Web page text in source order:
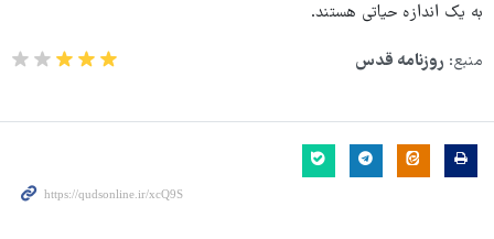
به یک اندازه حیاتی هستند.
منبع: روزنامه قدس